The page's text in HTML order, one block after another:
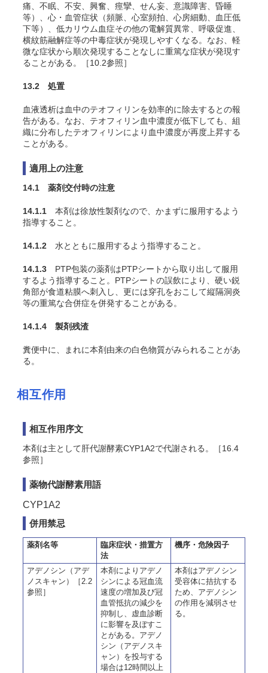
痛、不眠、不安、興奮、痙攣、せん妄、意識障害、昏睡
等）、心・血管症状（頻脈、心室頻拍、心房細動、血圧低
下等）、低カリウム血症その他の電解質異常、呼吸促進、
横紋筋融解症等の中毒症状が発現しやすくなる。なお、軽
微な症状から順次発現することなしに重篤な症状が発現す
ることがある。［10.2参照］
13.2 処置
血液透析は血中のテオフィリンを効率的に除去するとの報
告がある。なお、テオフィリン血中濃度が低下しても、組
織に分布したテオフィリンにより血中濃度が再度上昇する
ことがある。
適用上の注意
14.1 薬剤交付時の注意
14.1.1 本剤は徐放性製剤なので、かまずに服用するよう
指導すること。
14.1.2 水とともに服用するよう指導すること。
14.1.3 PTP包装の薬剤はPTPシートから取り出して服用
するよう指導すること。PTPシートの誤飲により、硬い鋭
角部が食道粘膜へ刺入し、更には穿孔をおこして縦隔洞炎
等の重篤な合併症を併発することがある。
14.1.4 製剤残渣
糞便中に、まれに本剤由来の白色物質がみられることがあ
る。
相互作用
相互作用序文
本剤は主として肝代謝酵素CYP1A2で代謝される。［16.4
参照］
薬物代謝酵素用語
CYP1A2
併用禁忌
薬剤名等
臨床症状・措置方
法
機序・危険因子
アデノシン（アデ
ノスキャン）［2.2
参照］
本剤によりアデノ
シンによる冠血流
速度の増加及び冠
血管抵抗の減少を
抑制し、虚血診断
に影響を及ぼすこ
とがある。アデノ
シン（アデノスキ
ャン）を投与する
場合は12時間以上
本剤はアデノシン
受容体に拮抗する
ため、アデノシン
の作用を減弱させ
る。